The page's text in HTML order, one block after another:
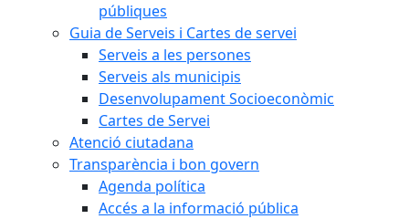
públiques
Guia de Serveis i Cartes de servei
Serveis a les persones
Serveis als municipis
Desenvolupament Socioeconòmic
Cartes de Servei
Atenció ciutadana
Transparència i bon govern
Agenda política
Accés a la informació pública